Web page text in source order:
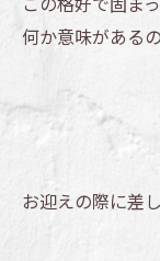
何か意味がある
お迎えの際に差